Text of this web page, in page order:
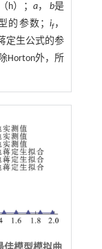
h）； a，b是
的参数；if，
定生公式的参
Horton外，所